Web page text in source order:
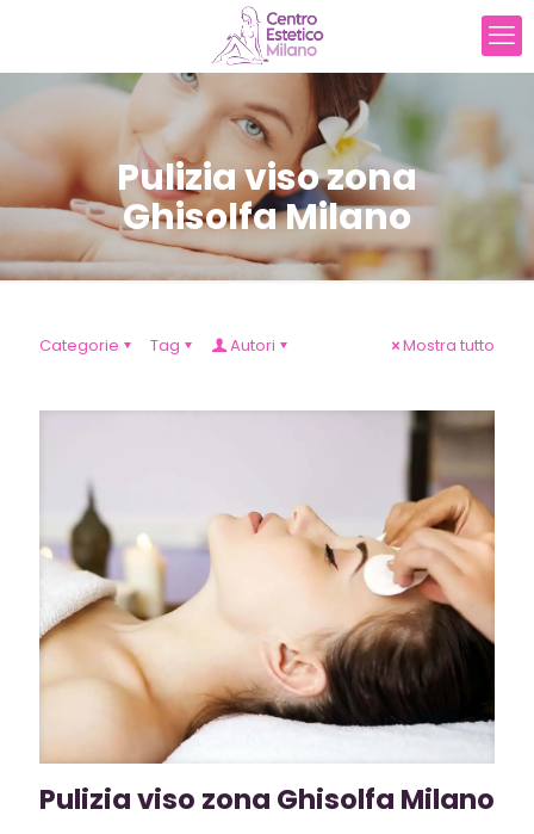
Pulizia viso zona
Ghisolfa Milano
Categorie Tag Autori Mostra tutto
Pulizia viso zona Ghisolfa Milano